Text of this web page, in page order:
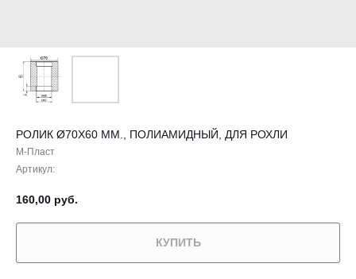
РОЛИК Ø70X60 ММ., ПОЛИАМИДНЫЙ, ДЛЯ РОХЛИ
М-Пласт
Артикул:
160,00 руб.
КУПИТЬ